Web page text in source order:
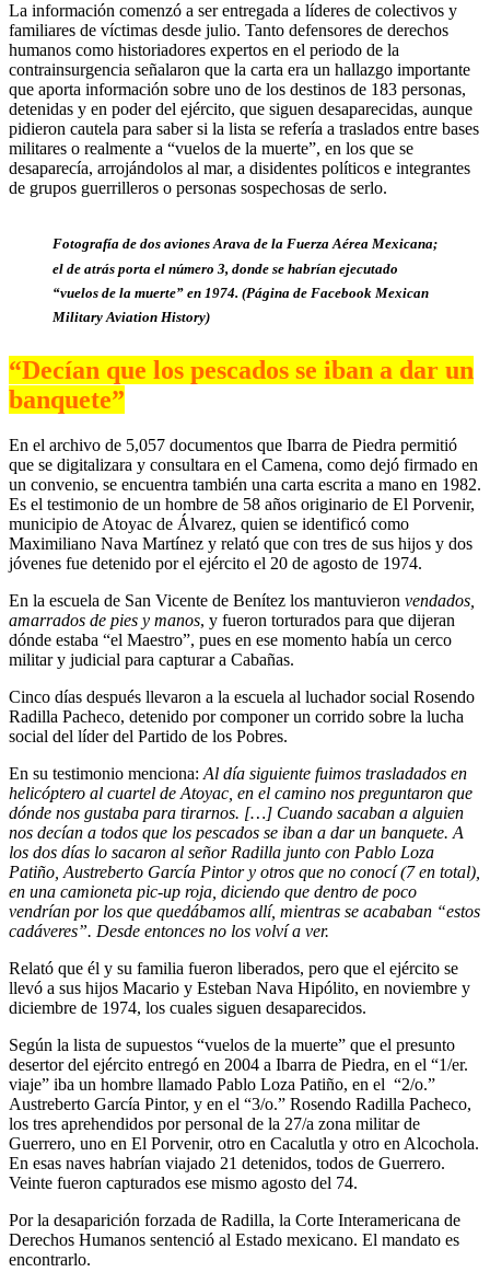
La información comenzó a ser entregada a líderes de colectivos y
familiares de víctimas desde julio. Tanto defensores de derechos
humanos como historiadores expertos en el periodo de la
contrainsurgencia señalaron que la carta era un hallazgo importante
que aporta información sobre uno de los destinos de 183 personas,
detenidas y en poder del ejército, que siguen desaparecidas, aunque
pidieron cautela para saber si la lista se refería a traslados entre bases
militares o realmente a “vuelos de la muerte”, en los que se
desaparecía, arrojándolos al mar, a disidentes políticos e integrantes
de grupos guerrilleros o personas sospechosas de serlo.
Fotografía de dos aviones Arava de la Fuerza Aérea Mexicana;
el de atrás porta el número 3, donde se habrían ejecutado
“vuelos de la muerte” en 1974. (Página de Facebook Mexican
Military Aviation History)
“Decían que los pescados se iban a dar un
banquete”
En el archivo de 5,057 documentos que Ibarra de Piedra permitió
que se digitalizara y consultara en el Camena, como dejó firmado en
un convenio, se encuentra también una carta escrita a mano en 1982.
Es el testimonio de un hombre de 58 años originario de El Porvenir,
municipio de Atoyac de Álvarez, quien se identificó como
Maximiliano Nava Martínez y relató que con tres de sus hijos y dos
jóvenes fue detenido por el ejército el 20 de agosto de 1974.
En la escuela de San Vicente de Benítez los mantuvieron vendados,
amarrados de pies y manos, y fueron torturados para que dijeran
dónde estaba “el Maestro”, pues en ese momento había un cerco
militar y judicial para capturar a Cabañas.
Cinco días después llevaron a la escuela al luchador social Rosendo
Radilla Pacheco, detenido por componer un corrido sobre la lucha
social del líder del Partido de los Pobres.
En su testimonio menciona:Al día siguiente fuimos trasladados en
helicóptero al cuartel de Atoyac, en el camino nos preguntaron que
dónde nos gustaba para tirarnos. […] Cuando sacaban a alguien
nos decían a todos que los pescados se iban a dar un banquete. A
los dos días lo sacaron al señor Radilla junto con Pablo Loza
Patiño, Austreberto García Pintor y otros que no conocí (7 en total),
en una camioneta pic-up roja, diciendo que dentro de poco
vendrían por los que quedábamos allí, mientras se acababan “estos
cadáveres”. Desde entonces no los volví a ver.
Relató que él y su familia fueron liberados, pero que el ejército se
llevó a sus hijos Macario y Esteban Nava Hipólito, en noviembre y
diciembre de 1974, los cuales siguen desaparecidos.
Según la lista de supuestos “vuelos de la muerte” que el presunto
desertor del ejército entregó en 2004 a Ibarra de Piedra, en el “1/er.
viaje” iba un hombre llamado Pablo Loza Patiño, en el “2/o.”
Austreberto García Pintor, y en el “3/o.” Rosendo Radilla Pacheco,
los tres aprehendidos por personal de la 27/a zona militar de
Guerrero, uno en El Porvenir, otro en Cacalutla y otro en Alcochola.
En esas naves habrían viajado 21 detenidos, todos de Guerrero.
Veinte fueron capturados ese mismo agosto del 74.
Por la desaparición forzada de Radilla, la Corte Interamericana de
Derechos Humanos sentenció al Estado mexicano. El mandato es
encontrarlo.